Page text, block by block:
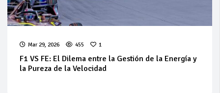
Mar 29, 2026 455 1
F1 VS FE: El Dilema entre la Gestión de la Energía y
la Pureza de la Velocidad